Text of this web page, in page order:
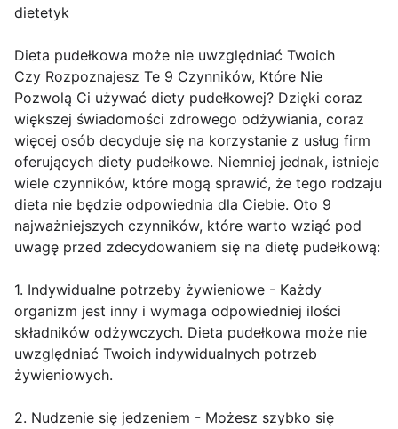
dietetyk
Dieta pudełkowa może nie uwzględniać Twoich
Czy Rozpoznajesz Te 9 Czynników, Które Nie
Pozwolą Ci używać diety pudełkowej? Dzięki coraz
większej świadomości zdrowego odżywiania, coraz
więcej osób decyduje się na korzystanie z usług firm
oferujących diety pudełkowe. Niemniej jednak, istnieje
wiele czynników, które mogą sprawić, że tego rodzaju
dieta nie będzie odpowiednia dla Ciebie. Oto 9
najważniejszych czynników, które warto wziąć pod
uwagę przed zdecydowaniem się na dietę pudełkową:
1. Indywidualne potrzeby żywieniowe - Każdy
organizm jest inny i wymaga odpowiedniej ilości
składników odżywczych. Dieta pudełkowa może nie
uwzględniać Twoich indywidualnych potrzeb
żywieniowych.
2. Nudzenie się jedzeniem - Możesz szybko się